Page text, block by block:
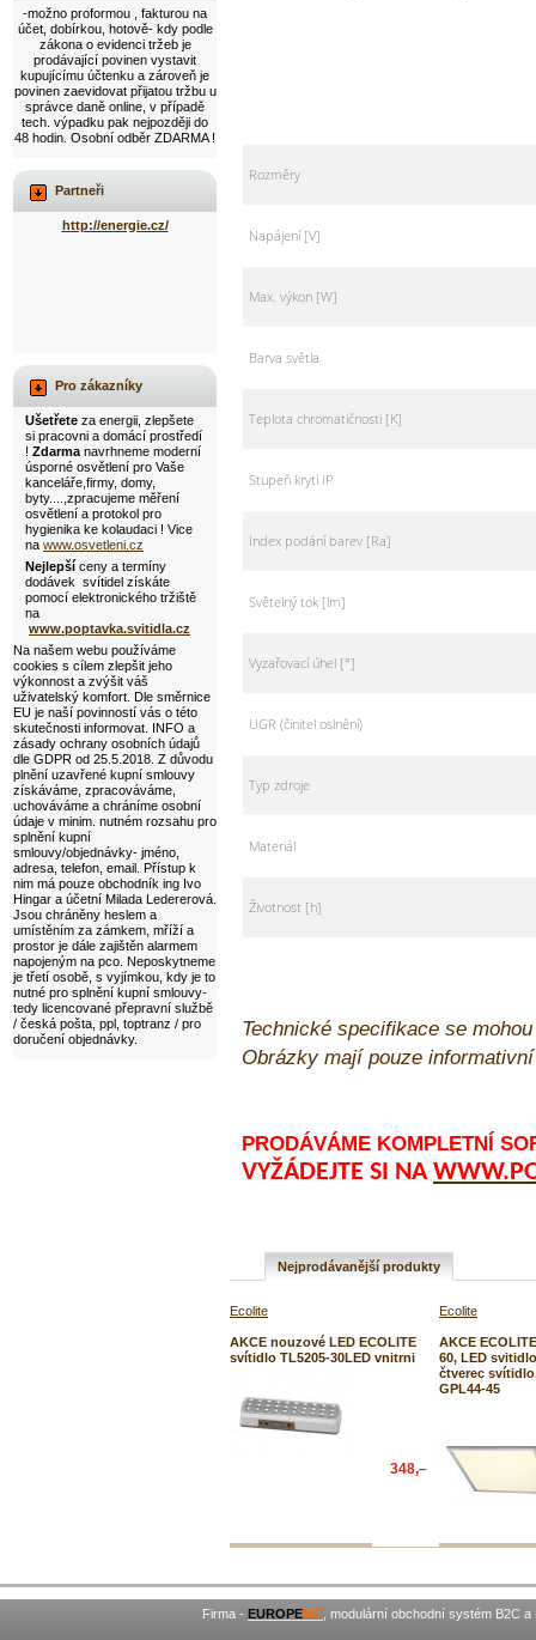
Rozměry
Napájení [V]
Max. výkon [W]
Barva světla
Teplota chromatičnosti [K]
Stupeň krytí IP
Index podání barev [Ra]
Světelný tok [lm]
Vyzařovací úhel [°]
UGR (činitel oslnění)
Typ zdroje
Materiál
Životnost [h]
Technické specifikace se
Obrázky mají pouze
PRODÁVÁME KOMPLETNÍ
VYŽÁDEJTE SI NA
Nejprodávanější produkty
Ecolite
AKCE nouzové LED ECOLITE
svítidlo TL5205-30LED vnitrni
348,–
Ecolite
AKCE
60, LED
čtverec
GPL44-45
-možno proformou , fakturou na
účet, dobírkou, hotově- kdy podle
zákona o evidenci tržeb je
prodávající povinen vystavit
kupujícímu účtenku a zároveň je
povinen zaevidovat přijatou tržbu u
správce daně online, v případě
tech. výpadku pak nejpozději do
48 hodin. Osobní odběr ZDARMA !
Partneři
http://energie.cz/
Pro zákazníky
Ušetřete za energii, zlepšete
si pracovni a domácí prostředí
! Zdarma navrhneme moderní
úsporné osvětlení pro Vaše
kanceláře,firmy, domy,
byty....,zpracujeme měření
osvětlení a protokol pro
hygienika ke kolaudaci ! Vice
na www.osvetleni.cz
Nejlepší ceny a termíny
dodávek svítidel získáte
pomocí elektronického tržiště
na
www.poptavka.svitidla.cz
Na našem webu používáme
cookies s cílem zlepšit jeho
výkonnost a zvýšit váš
uživatelský komfort. Dle směrnice
EU je naší povinností vás o této
skutečnosti informovat. INFO a
zásady ochrany osobních údajů
dle GDPR od 25.5.2018. Z důvodu
plnění uzavřené kupní smlouvy
získáváme, zpracováváme,
uchováváme a chráníme osobní
údaje v minim. nutném rozsahu pro
splnění kupní
smlouvy/objednávky- jméno,
adresa, telefon, email. Přístup k
nim má pouze obchodník ing Ivo
Hingar a účetní Milada Ledererová.
Jsou chráněny heslem a
umístěním za zámkem, mříží a
prostor je dále zajištěn alarmem
napojeným na pco. Neposkytneme
je třetí osobě, s vyjímkou, kdy je to
nutné pro splnění kupní smlouvy-
tedy licencované přepravní službě
/ česká pošta, ppl, toptranz / pro
doručení objednávky.
Firma - EUROPEMC , modulární obchodní systém B2C